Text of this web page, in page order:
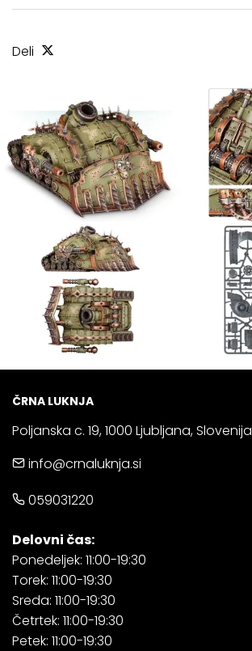
Deli
ČRNA LUKNJA
Poljanska c. 19, 1000 Ljubljana, Slovenija
info@crnaluknja.si
059031220
Delovni čas:
Ponedeljek: 11:00-19:30
Torek: 11:00-19:30
Sreda: 11:00-19:30
Četrtek: 11:00-19:30
Petek: 11:00-19:30